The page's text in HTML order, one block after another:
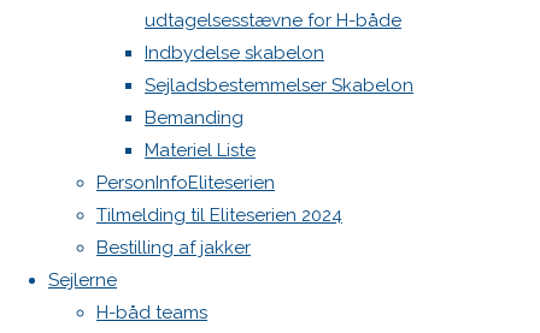
udtagelsesstævne for H-både
Indbydelse skabelon
Sejladsbestemmelser Skabelon
Bemanding
Materiel Liste
PersonInfoEliteserien
Tilmelding til Eliteserien 2024
Bestilling af jakker
Sejlerne
H-båd teams
publiceret.
Krævede
felter er
markeret
med*
Comment